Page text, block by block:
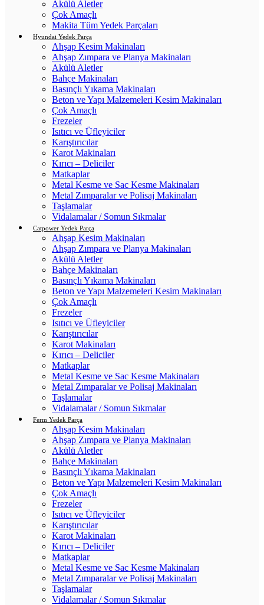
Akülü Aletler
Çok Amaçlı
Makita Tüm Yedek Parçaları
Hyundai Yedek Parça
Ahşap Kesim Makinaları
Ahşap Zımpara ve Planya Makinaları
Akülü Aletler
Bahçe Makinaları
Basınçlı Yıkama Makinaları
Beton ve Yapı Malzemeleri Kesim Makinaları
Çok Amaçlı
Frezeler
Isıtıcı ve Üfleyiciler
Karıştırıcılar
Karot Makinaları
Kırıcı – Deliciler
Matkaplar
Metal Kesme ve Sac Kesme Makinaları
Metal Zımparalar ve Polisaj Makinaları
Taşlamalar
Vidalamalar / Somun Sıkmalar
Catpower Yedek Parça
Ahşap Kesim Makinaları
Ahşap Zımpara ve Planya Makinaları
Akülü Aletler
Bahçe Makinaları
Basınçlı Yıkama Makinaları
Beton ve Yapı Malzemeleri Kesim Makinaları
Çok Amaçlı
Frezeler
Isıtıcı ve Üfleyiciler
Karıştırıcılar
Karot Makinaları
Kırıcı – Deliciler
Matkaplar
Metal Kesme ve Sac Kesme Makinaları
Metal Zımparalar ve Polisaj Makinaları
Taşlamalar
Vidalamalar / Somun Sıkmalar
Ferm Yedek Parça
Ahşap Kesim Makinaları
Ahşap Zımpara ve Planya Makinaları
Akülü Aletler
Bahçe Makinaları
Basınçlı Yıkama Makinaları
Beton ve Yapı Malzemeleri Kesim Makinaları
Çok Amaçlı
Frezeler
Isıtıcı ve Üfleyiciler
Karıştırıcılar
Karot Makinaları
Kırıcı – Deliciler
Matkaplar
Metal Kesme ve Sac Kesme Makinaları
Metal Zımparalar ve Polisaj Makinaları
Taşlamalar
Vidalamalar / Somun Sıkmalar